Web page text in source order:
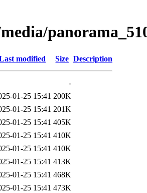
modified Size Description
-
01-25 15:41 200K
01-25 15:41 201K
01-25 15:41 405K
01-25 15:41 410K
01-25 15:41 410K
01-25 15:41 413K
01-25 15:41 468K
01-25 15:41 473K